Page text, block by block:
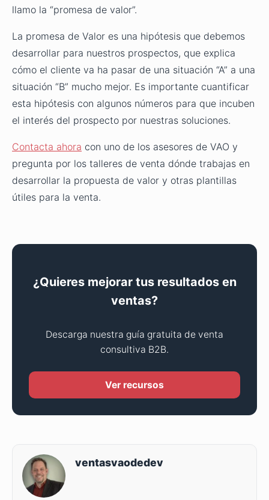
llamo la “promesa de valor”.
La promesa de Valor es una hipótesis que debemos
desarrollar para nuestros prospectos, que explica
cómo el cliente va ha pasar de una situación “A” a una
situación “B” mucho mejor. Es importante cuantificar
esta hipótesis con algunos números para que incuben
el interés del prospecto por nuestras soluciones.
Contacta ahora con uno de los asesores de VAO y
pregunta por los talleres de venta dónde trabajas en
desarrollar la propuesta de valor y otras plantillas
útiles para la venta.
¿Quieres mejorar tus resultados en
ventas?
Descarga nuestra guía gratuita de venta
consultiva B2B.
Ver recursos
ventasvaodedev